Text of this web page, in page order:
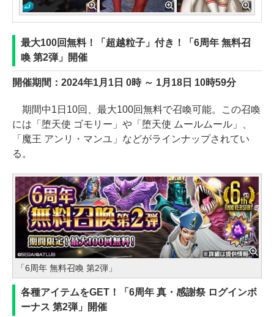
最大100回無料！「超越粒子」付き！「6周年 無料召
喚 第2弾」開催
開催期間：2024年1月1日 0時 ～ 1月18日 10時59分
期間中1日10回、最大100回無料で召喚可能。この召喚
には「堕天使 ゴモリー」や「堕天使 ムールムール」、
「魔王 アンリ・マンユ」などがラインナップされてい
る。
「6周年 無料召喚 第2弾」
各種アイテムをGET！「6周年 真・感謝祭 ログインボ
ーナス 第2弾」開催